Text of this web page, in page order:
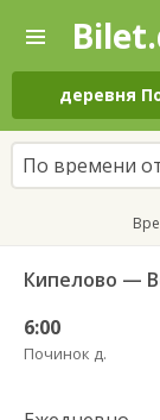
—
Поиск
и
покупка
на
автобус
онлайн
деревня
По времени
Кипелово —
6:00
Починок д.